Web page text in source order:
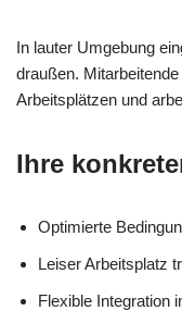
In lauter Umgebung
draußen.
Arbeitsplätzen und
Ihre
Optimierte
Leiser Arbeitsplatz
Flexible Integration